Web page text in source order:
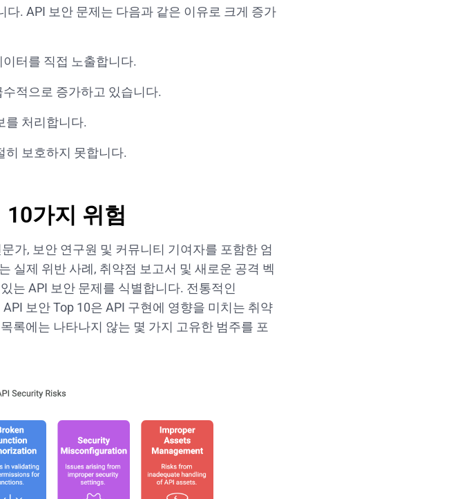
. API 보안 문제는 다음과 같은 이유로 크게 증가
터를 직접 노출합니다.
적으로 증가하고 있습니다.
를 처리합니다.
히 보호하지 못합니다.
10가지 위험
가, 보안 연구원 및 커뮤니티 기여자를 포함한 엄
실제 위반 사례, 취약점 보고서 및 새로운 공격 벡
는 API 보안 문제를 식별합니다. 전통적인
보안 Top 10은 API 구현에 영향을 미치는 취약
록에는 나타나지 않는 몇 가지 고유한 범주를 포